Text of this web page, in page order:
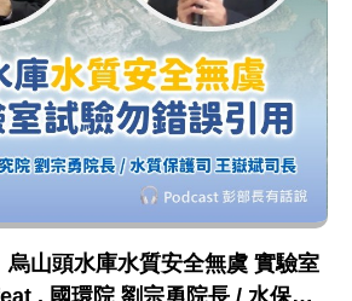
烏山頭水庫水質安全無虞 實驗室
. 國環院 劉宗勇院長 / 水保司